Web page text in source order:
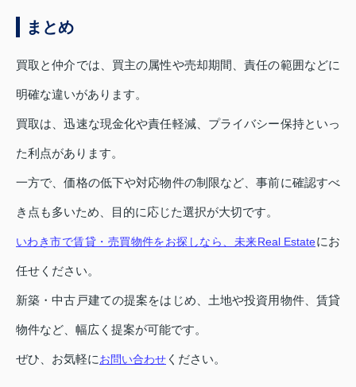
まとめ
買取と仲介では、買主の属性や売却期間、責任の範囲などに
明確な違いがあります。
買取は、迅速な現金化や責任軽減、プライバシー保持といっ
た利点があります。
一方で、価格の低下や対応物件の制限など、事前に確認すべ
き点も多いため、目的に応じた選択が大切です。
いわき市で賃貸・売買物件をお探しなら、未来Real Estateにお
任せください。
新築・中古戸建ての提案をはじめ、土地や投資用物件、賃貸
物件など、幅広く提案が可能です。
ぜひ、お気軽にお問い合わせ ください。